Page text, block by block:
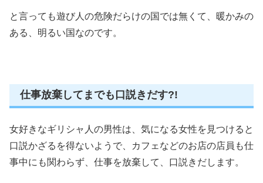
と言っても遊び人の危険だらけの国では無くて、暖かみの
ある、明るい国なのです。
仕事放棄してまでも口説きだす?!
女好きなギリシャ人の男性は、気になる女性を見つけると
口説かざるを得ないようで、カフェなどのお店の店員も仕
事中にも関わらず、仕事を放棄して、口説きだします。